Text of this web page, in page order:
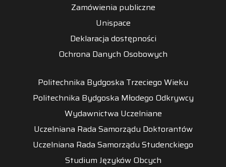
Zamówienia publiczne
Unispace
Deklaracja dostępności
Ochrona Danych Osobowych
Politechnika Bydgoska Trzeciego Wieku
Politechnika Bydgoska Młodego Odkrywcy
Wydawnictwa Uczelniane
Uczelniana Rada Samorządu Doktorantów
Uczelniana Rada Samorządu Studenckiego
Studium Języków Obcych